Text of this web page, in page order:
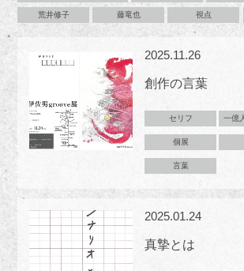
荒井修子 藤竜也 視点
2025.11.26
創作の言葉
セリフ 一億
個展
言葉
2025.01.24
真摯とは